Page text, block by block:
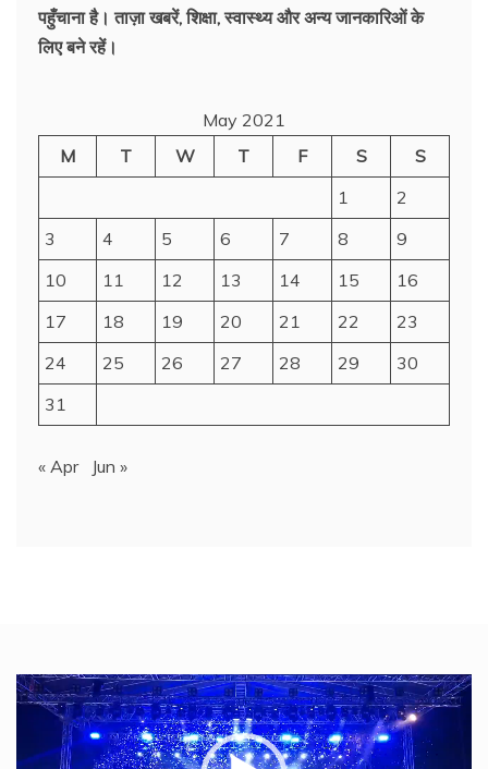
पहुँचाना है। ताज़ा खबरें, शिक्षा, स्वास्थ्य और अन्य जानकारिओं के
लिए बने रहें।
May 2021
M
T W T F S
S
1
2
3
4 5 6 7 8
9
10
11 12 13 14 15
16
17
18 19 20 21 22
23
24
25 26 27 28 29
30
31
« Apr Jun »
Video
Player